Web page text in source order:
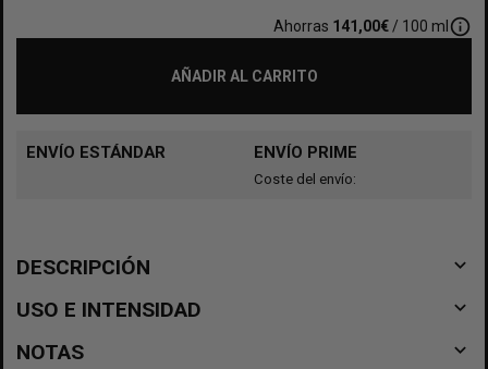
Ahorras 141,00€ / 100 ml info_outline
AÑADIR AL CARRITO
ENVÍO ESTÁNDAR ENVÍO PRIME
Coste del envío:
DESCRIPCIÓN navigate_before
USO E INTENSIDAD navigate_before
NOTAS navigate_before